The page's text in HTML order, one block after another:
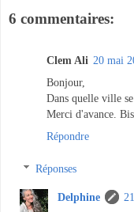
6 commentaires:
Clem Ali 20 mai
Bonjour,
Dans quelle ville
Merci d'avance.
Répondre
Réponses
Delphine